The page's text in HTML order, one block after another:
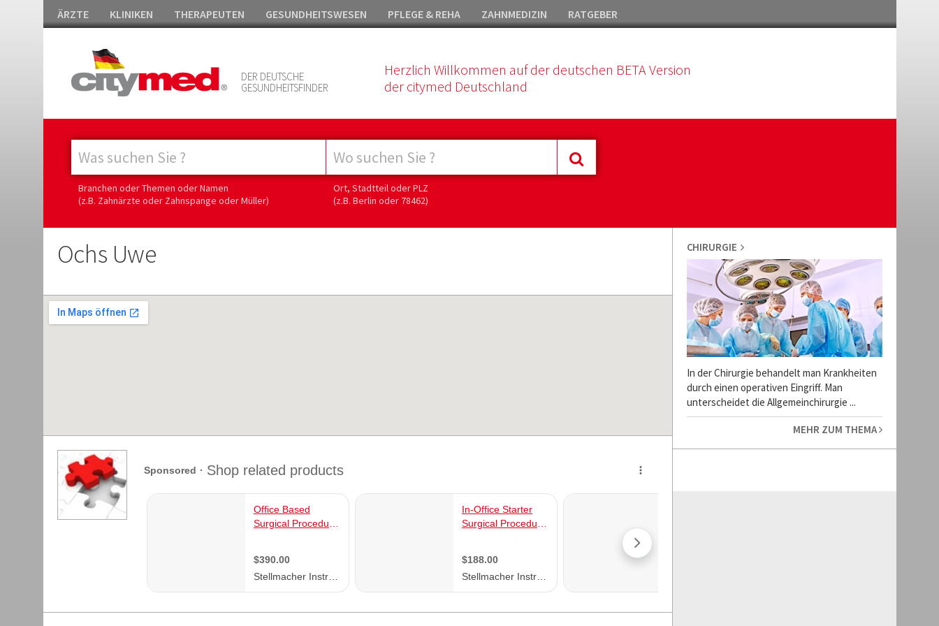
ÄRZTE KLINIKEN THERAPEUTEN GESUNDHEITSWESEN PFLEGE & REHA ZAHNMEDIZIN RATGEBER
DER DEUTSCHE
GESUNDHEITSFINDER
Herzlich Willkommen auf der deutschen BETA Version
der citymed Deutschland
Branchen oder Themen oder Namen
(z.B. Zahnärzte oder Zahnspange oder Müller)
Ort, Stadtteil oder PLZ
(z.B. Berlin oder 78462)
Ochs Uwe CHIRURGIE
In der Chirurgie behandelt man Krankheiten
durch einen operativen Eingriff. Man
unterscheidet die Allgemeinchirurgie ...
MEHR ZUM THEMA